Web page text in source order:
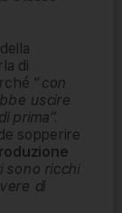
di
“ con
uscire
prima”.
sopperire
sono ricchi
di